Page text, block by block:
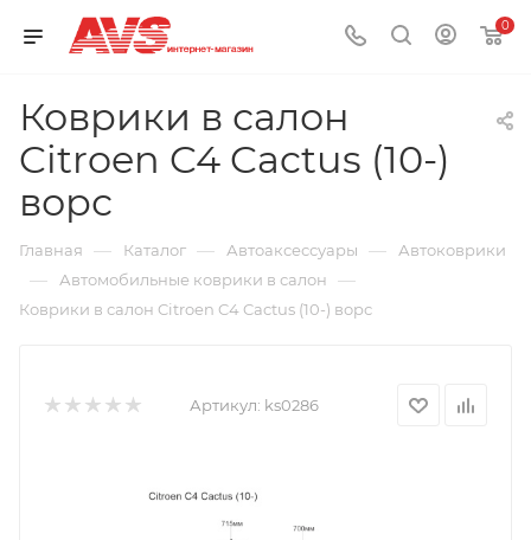
0
Коврики в салон
Citroen C4 Cactus (10-)
ворс
Главная — Каталог — Автоаксессуары — Автоковрики
— Автомобильные коврики в салон —
Коврики в салон Citroen C4 Cactus (10-) ворс
Артикул: ks0286